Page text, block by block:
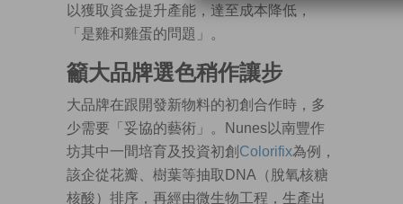
以獲取資金提升產能，達至成本降低，
「是雞和雞蛋的問題」。
籲大品牌選色稍作讓步
大品牌在跟開發新物料的初創合作時，多
少需要「妥協的藝術」。Nunes以南豐作
坊其中一間培育及投資初創 Colorifix為例，
該企從花瓣、樹葉等抽取DNA（脫氧核糖
核酸）排序，再經由微生物工程，生產出